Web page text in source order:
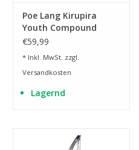
Poe Lang Kirupira
Youth Compound
Bogen Set
€59,99
* Inkl. MwSt. zzgl.
Versandkosten
Lagernd